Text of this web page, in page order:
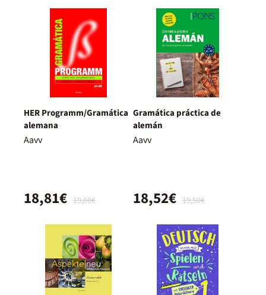
HER Programm/Gramática
alemana
Aavv
19,80€
18,81€
Gramática práctica de
alemán
Aavv
19,50€
18,52€